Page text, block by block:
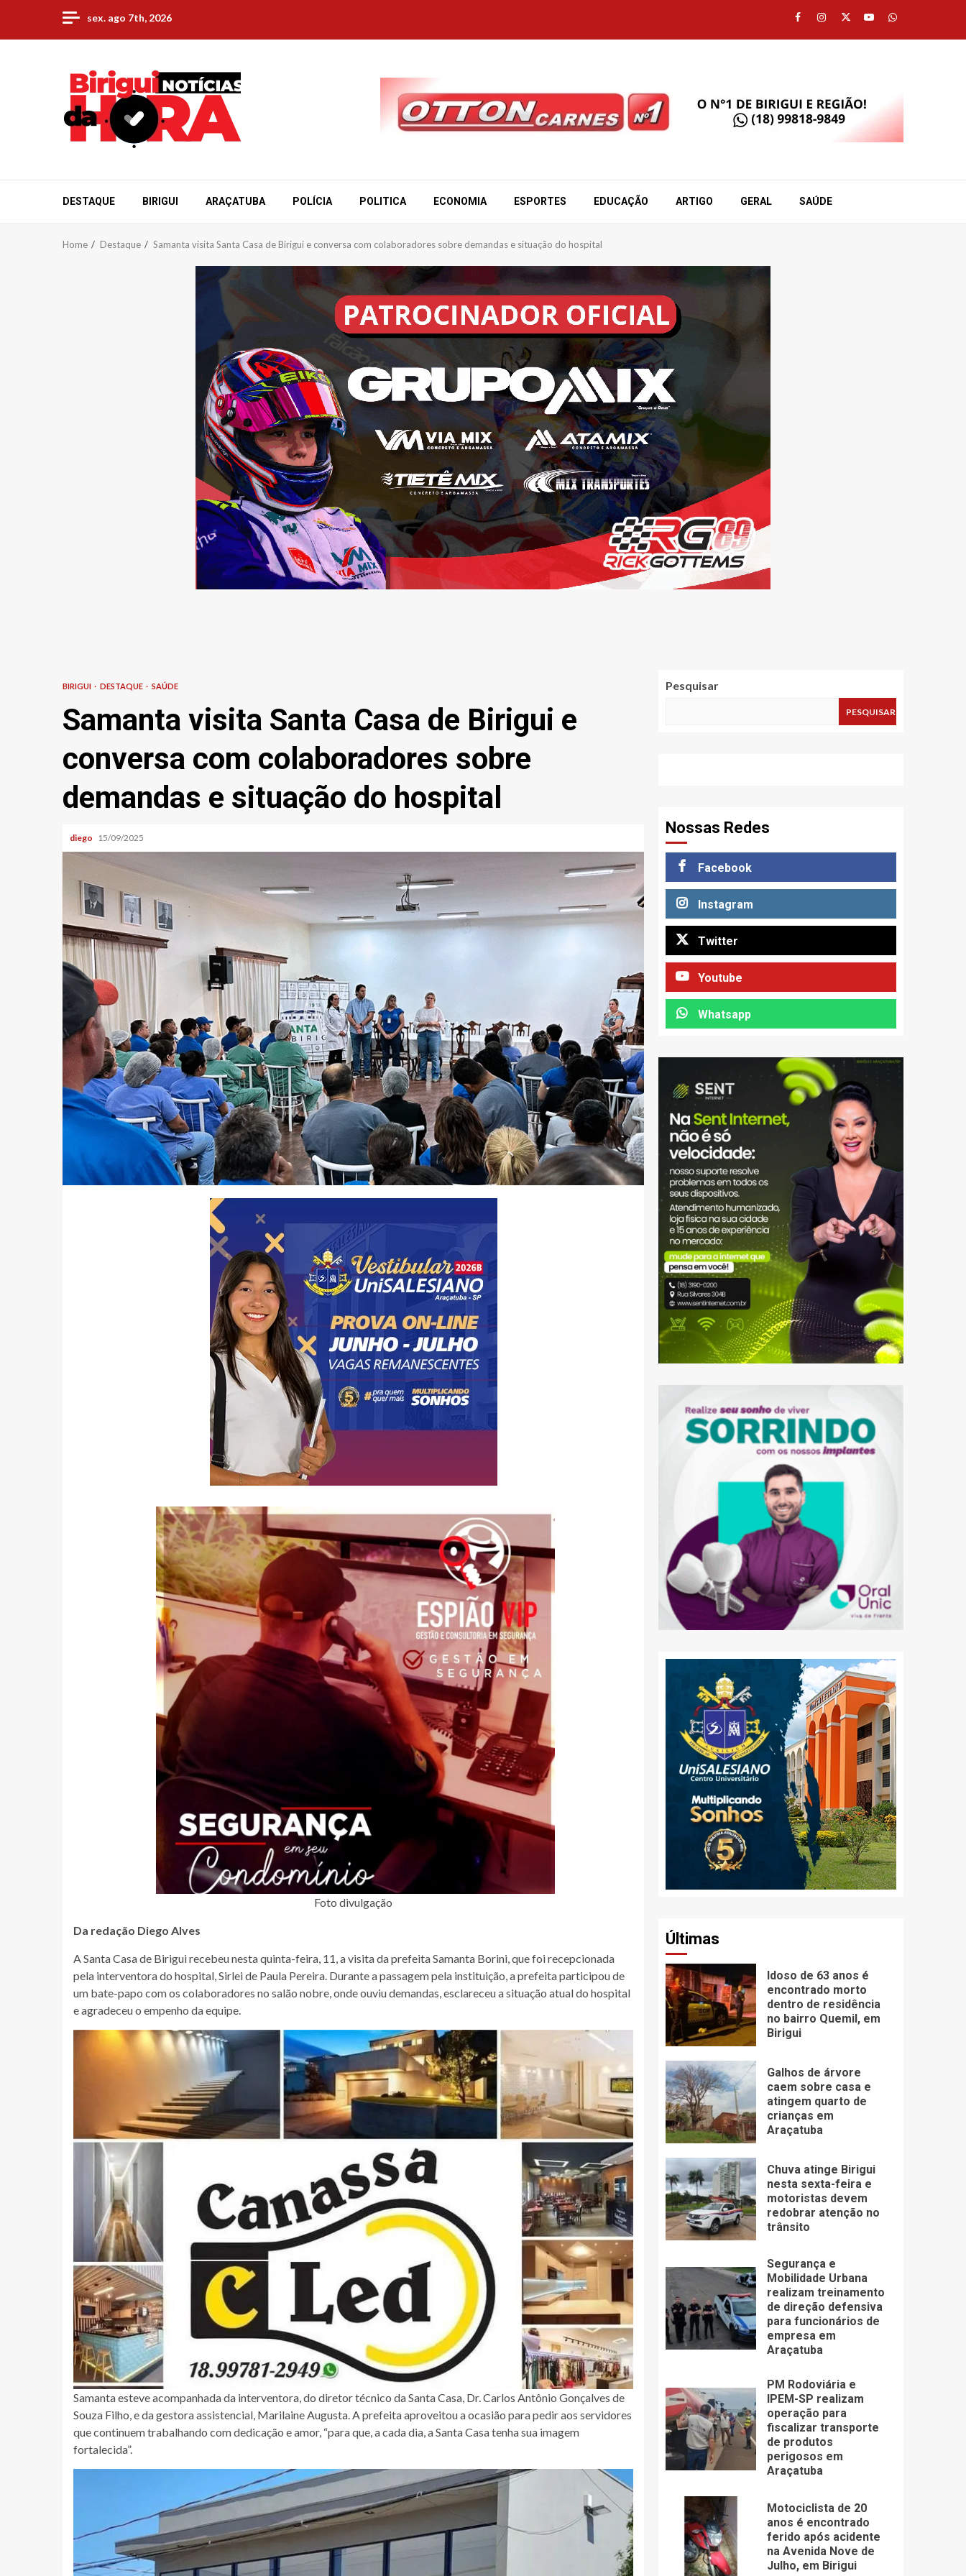
content
sex. ago 7th, 2026 Facebook
Instagram
TwitterYoutubeWhatsapp
DESTAQUE BIRIGUI ARAÇATUBA POLÍCIA POLITICA ECONOMIA ESPORTES EDUCAÇÃO ARTIGO GERAL SAÚDE
Home Destaque Samanta visita Santa Casa de Birigui e conversa com colaboradores sobre demandas e situação do hospital
BIRIGUI DESTAQUE SAÚDE
Samanta visita Santa Casa de Birigui e
conversa com colaboradores sobre
demandas e situação do hospital
diego 15/09/2025
Foto divulgação
Da redação Diego Alves
A Santa Casa de Birigui recebeu nesta quinta-feira, 11, a visita da prefeita Samanta Borini, que foi recepcionada
pela interventora do hospital, Sirlei de Paula Pereira. Durante a passagem pela instituição, a prefeita participou de
um bate-papo com os colaboradores no salão nobre, onde ouviu demandas, esclareceu a situação atual do hospital
e agradeceu o empenho da equipe.
Samanta esteve acompanhada da interventora, do diretor técnico da Santa Casa, Dr. Carlos Antônio Gonçalves de
Souza Filho, e da gestora assistencial, Marilaine Augusta. A prefeita aproveitou a ocasião para pedir aos servidores
que continuem trabalhando com dedicação e amor, “para que, a cada dia, a Santa Casa tenha sua imagem
fortalecida”.
Pesquisar
PESQUISAR
Nossas Redes
Facebook
Instagram
Twitter
Youtube
Whatsapp
Últimas
Idoso de 63 anos é
encontrado morto
dentro de residência
no bairro Quemil, em
Birigui
Galhos de árvore
caem sobre casa e
atingem quarto de
crianças em
Araçatuba
Chuva atinge Birigui
nesta sexta-feira e
motoristas devem
redobrar atenção no
trânsito
Segurança e
Mobilidade Urbana
realizam treinamento
de direção defensiva
para funcionários de
empresa em
Araçatuba
PM Rodoviária e
IPEM-SP realizam
operação para
fiscalizar transporte
de produtos
perigosos em
Araçatuba
Motociclista de 20
anos é encontrado
ferido após acidente
na Avenida Nove de
Julho, em Birigui